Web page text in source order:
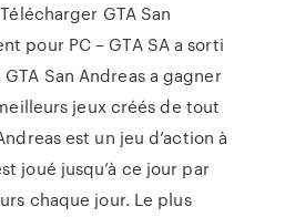
GTA San
pour PC – GTA SA a sorti
San Andreas a gagner
jeux créés de tout
est un jeu d’action à
joué jusqu’à ce jour par
chaque jour. Le plus